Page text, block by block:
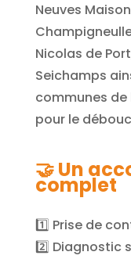
Neuves
Nicolas de
Seichamps
communes
pour le
🤝 Un
complet
1️⃣ Prise de
2️⃣ Diagnostic